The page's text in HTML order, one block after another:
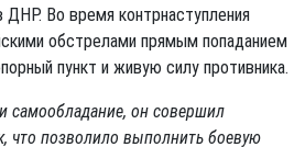
ДНР. Во время контрнаступления
обстрелами прямым попаданием
пункт и живую силу противника.
самообладание, он совершил
что позволило выполнить боевую